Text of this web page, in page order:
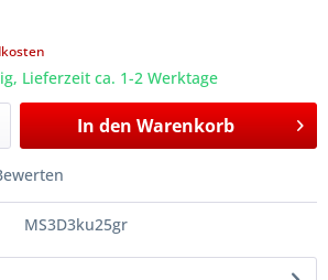
Lieferzeit ca. 1-2 Werktage
In den Warenkorb
MS3D3ku25gr